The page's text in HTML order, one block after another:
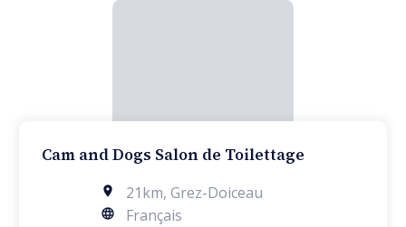
Cam and Dogs Salon de Toilettage
21km, Grez-Doiceau
Français